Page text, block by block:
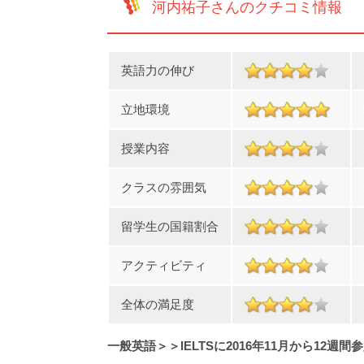
河内祐子さんのクチコミ情報
英語力の伸び
立地環境
授業内容
クラスの雰囲気
留学生の国籍割合
アクティビティ
全体の満足度
一般英語＞＞IELTSに2016年11月から12週間